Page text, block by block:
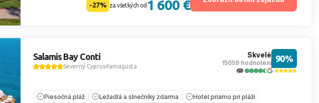
-27% za všetkých od 1 600 €
Salamis Bay Conti
Severný CyprusFamagusta
Skvelé
15059 hodnotení 90%
Piesočná pláž Ležadlá a slnečníky zdarma
Hotel priamo pri pláži